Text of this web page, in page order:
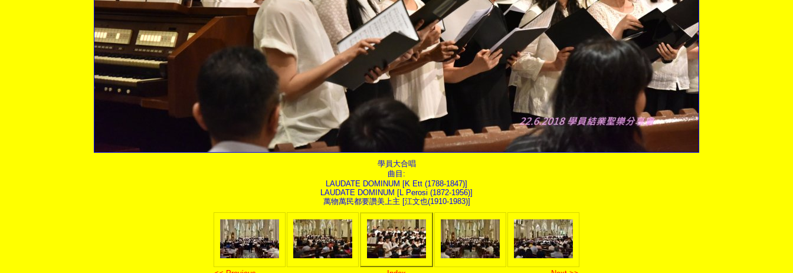
學員大合唱
曲目:
LAUDATE DOMINUM [K Ett (1788-1847)]
LAUDATE DOMINUM [L Perosi (1872-1956)]
萬物萬民都要讚美上主 [江文也(1910-1983)]